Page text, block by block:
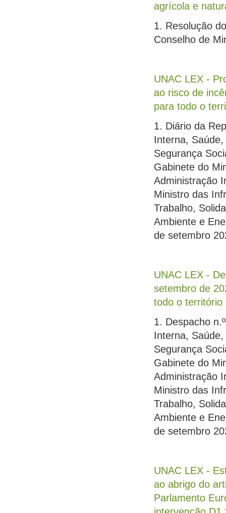
agrícola e
1. Resolução
Conselho de
UNAC LEX -
ao risco de
para todo o
1. Diário da
Interna,
Segurança
Gabinete do
Administração
Ministro das
Trabalho,
Ambiente e
de setembro
UNAC LEX -
setembro de
todo o território
1. Despacho
Interna,
Segurança
Gabinete do
Administração
Ministro das
Trabalho,
Ambiente e
de setembro
UNAC LEX -
ao abrigo do
Parlamento